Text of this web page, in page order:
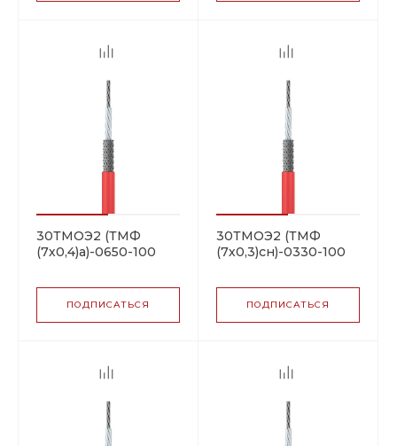
30ТМОЭ2 (ТМФ
(7х0,4)а)-0650-100
нагревательная
секцияПОДПИСАТЬСЯ
30ТМОЭ2 (ТМФ
(7х0,3)сн)-0330-100
нагревательная
секцияПОДПИСАТЬСЯ